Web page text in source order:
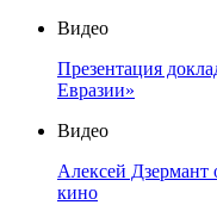
Видео
Презентация
Евразии»
Видео
Алексей Дзермант
кино